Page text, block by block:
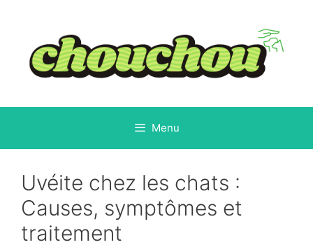
contenu
Menu
Uvéite chez les chats :
Causes, symptômes et
traitement